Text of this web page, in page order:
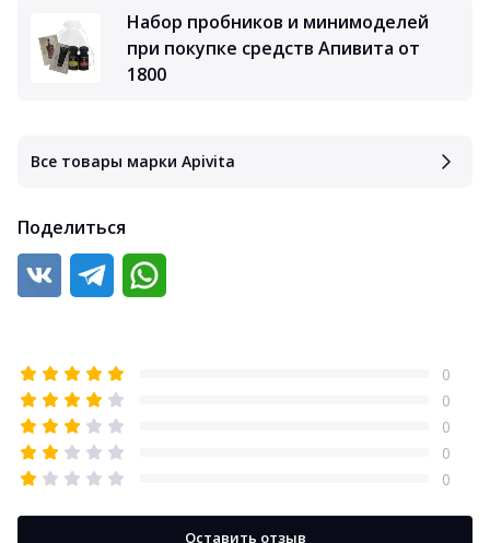
Набор пробников и минимоделей
при покупке средств Апивита от
1800
Все товары марки Apivita
Поделиться
0
0
0
0
0
Оставить отзыв